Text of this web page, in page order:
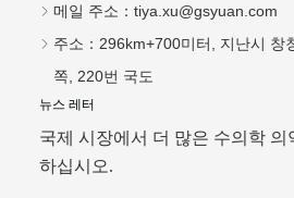
메일 주소： tiya.xu@gsyuan.com
주소： 296km+700미터, 지난시 창
쪽, 220번 국도
뉴스 레터
국제 시장에서 더 많은 수의학
하십시오.